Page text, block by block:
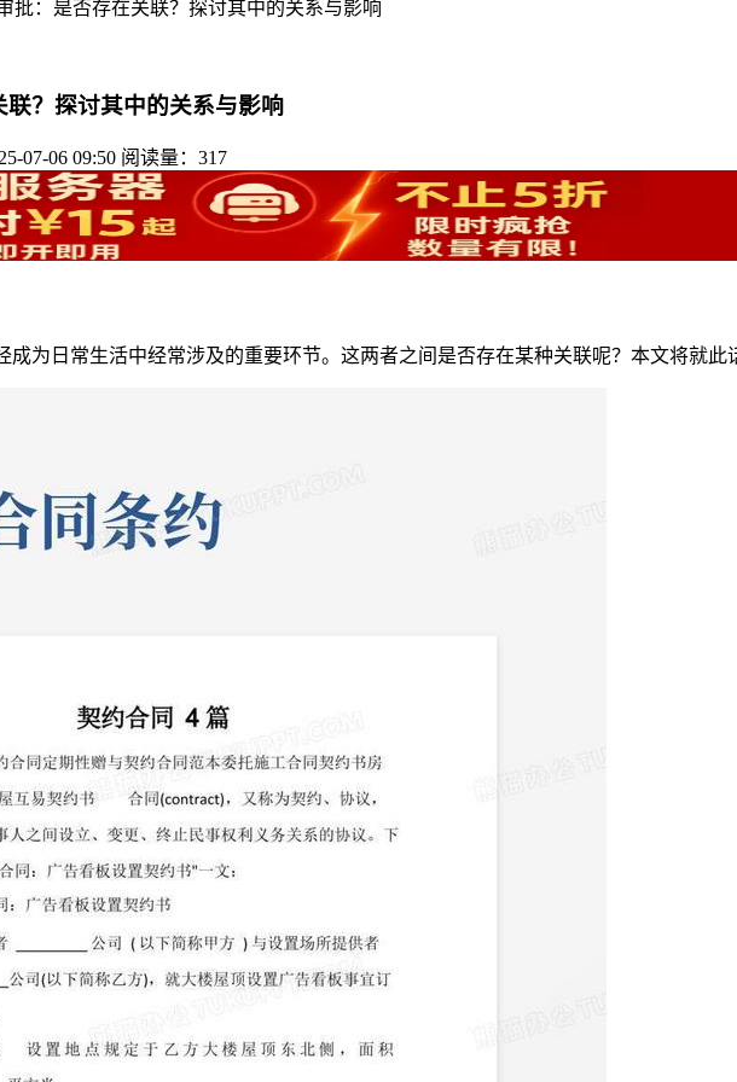
批：是否存在关联？探讨其中的关系与影响
？探讨其中的关系与影响
07-06 09:50 阅读量：317
为日常生活中经常涉及的重要环节。这两者之间是否存在某种关联呢？本文将就此